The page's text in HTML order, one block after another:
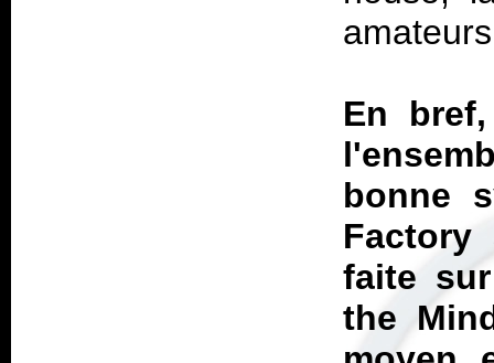
En
bonne
Factory
faite
the